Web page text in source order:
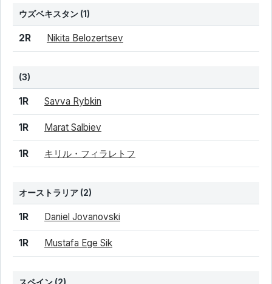
ウズベキスタン (1)
結果 シード 選手名
2R Nikita Belozertsev
(3)
結果 シード 選手名
1R Savva Rybkin
1R Marat Salbiev
1R キリル・フィラレトフ
オーストラリア (2)
結果 シード 選手名
1R Daniel Jovanovski
1R Mustafa Ege Sik